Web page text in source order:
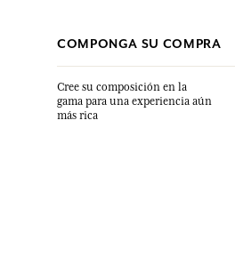
COMPONGA SU COMPRA
Cree su composición en la
gama para una experiencia aún
más rica